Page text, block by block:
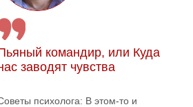
командир, или Куда
заводят чувства
психолога: В этом-то и